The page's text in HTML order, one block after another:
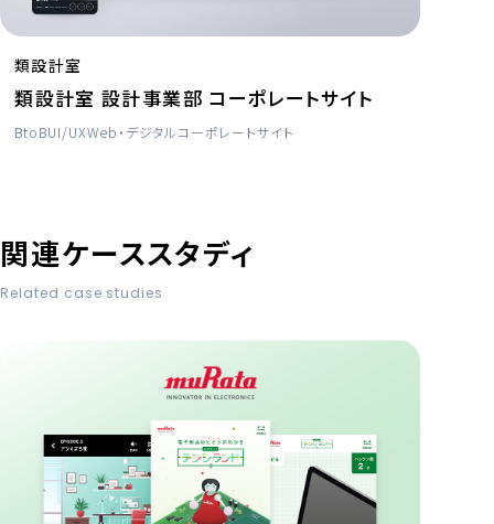
類設計室
類設計室 設計事業部 コーポレートサイト
BtoBUI/UXWeb・デジタルコーポレートサイト
関連ケーススタディ
Related case studies